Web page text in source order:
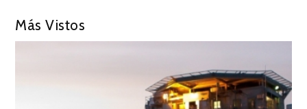
Más Vistos